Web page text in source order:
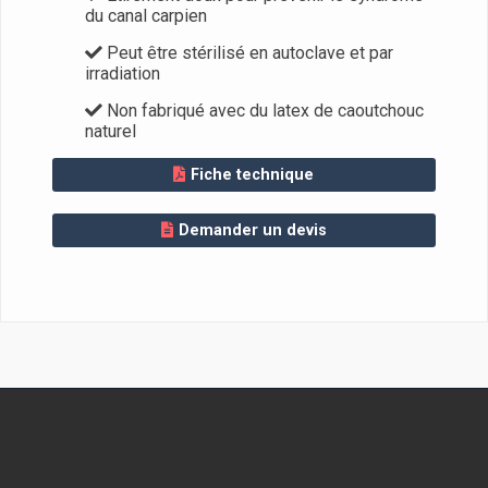
du canal carpien
Peut être stérilisé en autoclave et par
irradiation
Non fabriqué avec du latex de caoutchouc
naturel
Fiche technique
Demander un devis